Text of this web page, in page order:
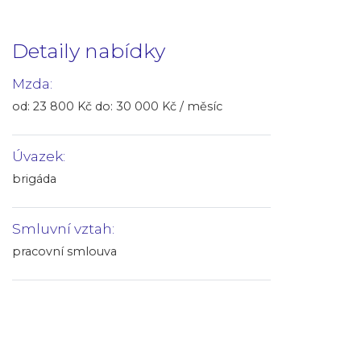
Detaily nabídky
Mzda:
od: 23 800 Kč do: 30 000 Kč / měsíc
Úvazek:
brigáda
Smluvní vztah:
pracovní smlouva